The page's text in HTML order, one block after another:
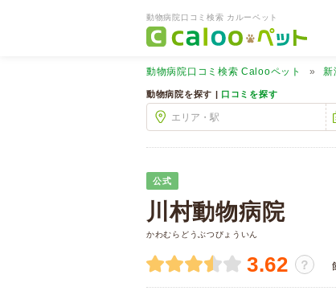
動物病院口コミ検索 カルーペット
動物病院口コミ検索 Calooペット 新
動物病院を探す | 口コミを探す
公式
川村動物病院
かわむらどうぶつびょういん
3.62 ？